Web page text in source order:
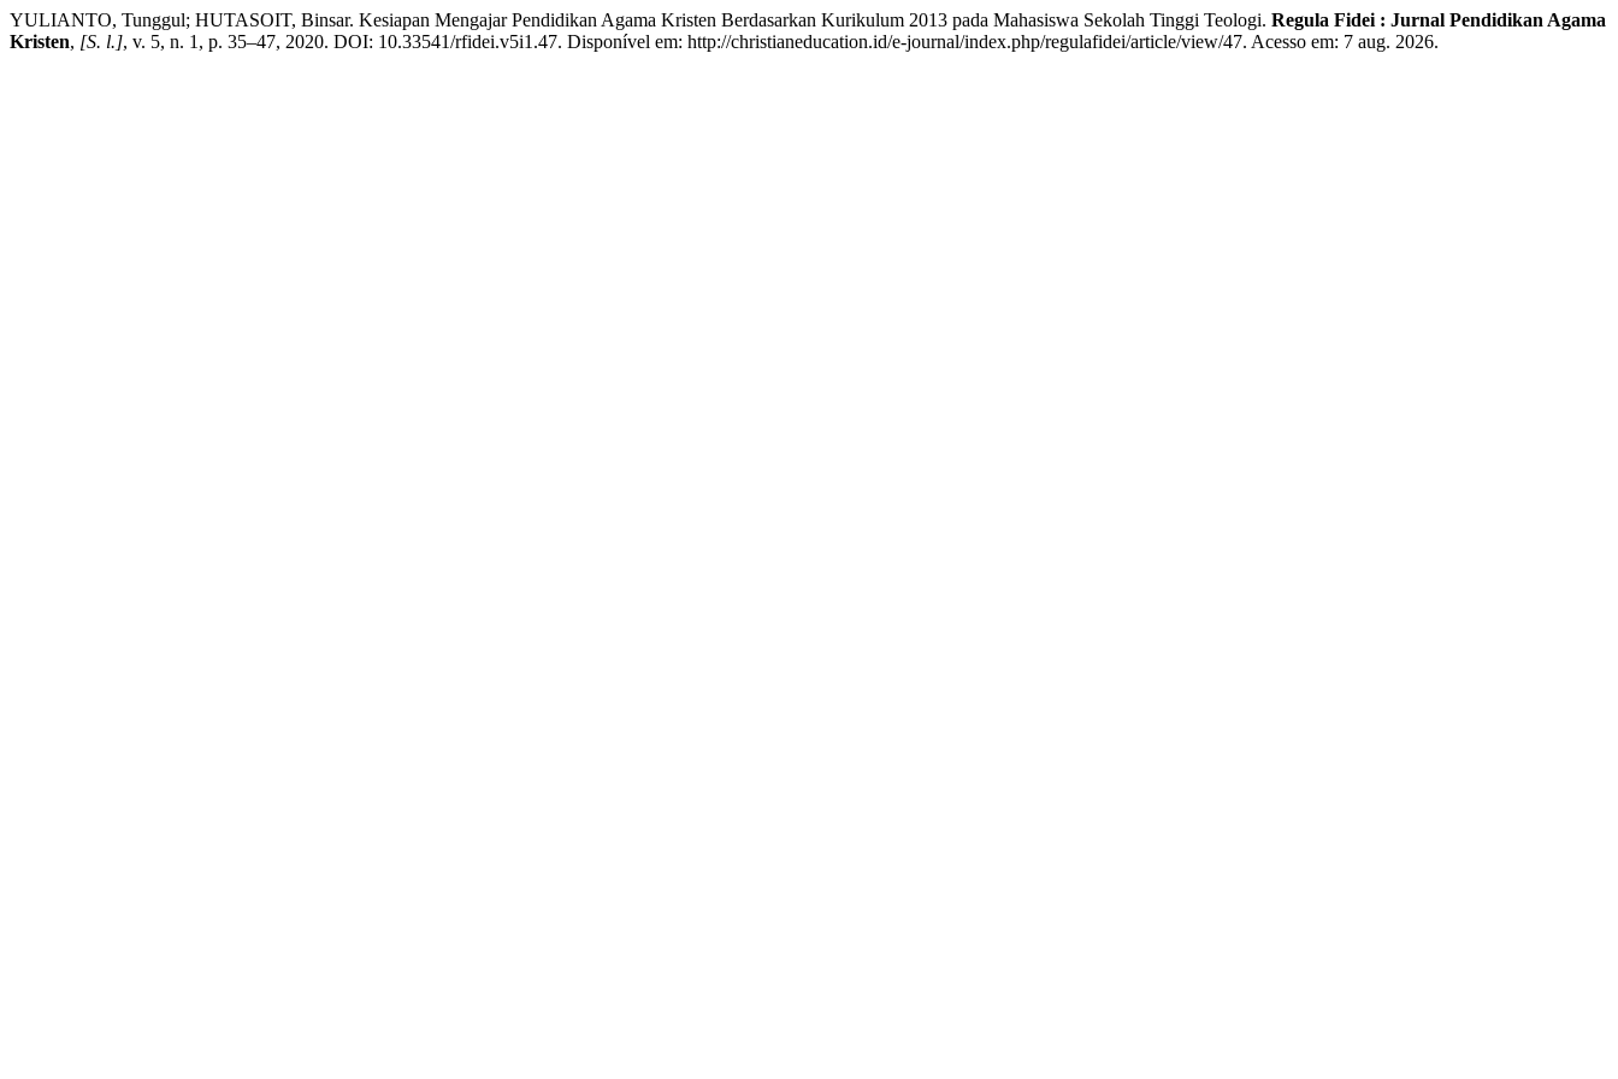
YULIANTO, Tunggul; HUTASOIT, Binsar. Kesiapan Mengajar Pendidikan Agama Kristen Berdasarkan Kurikulum 2013 pada Mahasiswa Sekolah Tinggi Teologi. Regula Fidei : Jurnal Pendidikan Agama
Kristen, [S. l.], v. 5, n. 1, p. 35–47, 2020. DOI: 10.33541/rfidei.v5i1.47. Disponível em: http://christianeducation.id/e-journal/index.php/regulafidei/article/view/47. Acesso em: 7 aug. 2026.